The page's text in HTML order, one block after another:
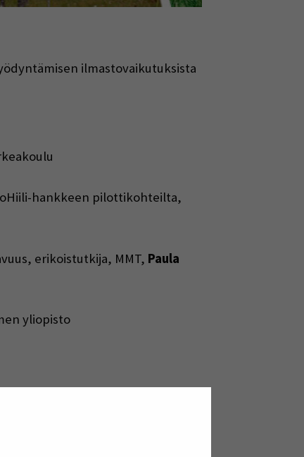
ilmastovaikutuksista
hankkeen pilottikohteilta,
erikoistutkija, MMT, Paula
yliopisto